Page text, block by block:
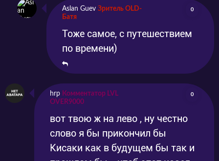
Aslan Guev Зритель OLD-
Батя
0
Тоже самое, с путешествием
по времени)
hrp Комментатор LVL
OVER9000
0
вот твою ж на лево , ну честно
слово я бы прикончил бы
Кисаки как в будущем бы так и